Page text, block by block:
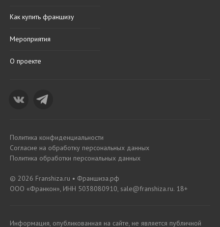
Как купить франшизу
Мероприятия
О проекте
Политика конфиденциальности
Согласие на обработку персональных данных
Политика обработки персональных данных
© 2026 Franshiza.ru • Франшиза.рф
ООО «Франкон», ИНН 5038080910, sale@franshiza.ru. 18+
Информация, опубликованная на сайте, не является публичной